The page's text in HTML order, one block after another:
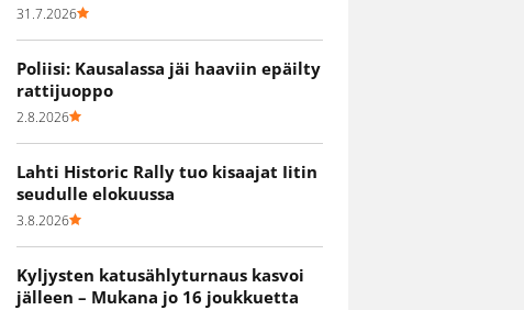
31.7.2026
Poliisi: Kausalassa jäi haaviin epäilty
rattijuoppo
2.8.2026
Lahti Historic Rally tuo kisaajat Iitin
seudulle elokuussa
3.8.2026
Kyljysten katusählyturnaus kasvoi
jälleen – Mukana jo 16 joukkuetta